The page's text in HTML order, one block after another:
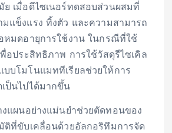
ย เมื่อดีไซเนอร์ทดสอบส่วนผสมที่
มแข็งแรง ทิ้งตัว และความสามารถ
อหมดอายุการใช้งาน ในกรณีที่ใช้
พื่อประสิทธิภาพ การใช้วัสดุรีไซเคิล
บบโมโนแมททีเรียลช่วยให้การ
ป็นไปได้มากขึ้น
งแผนอย่างแม่นยำช่วยตัดทอนของ
ติที่ขับเคลื่อนด้วยอัลกอริทึมการจัด